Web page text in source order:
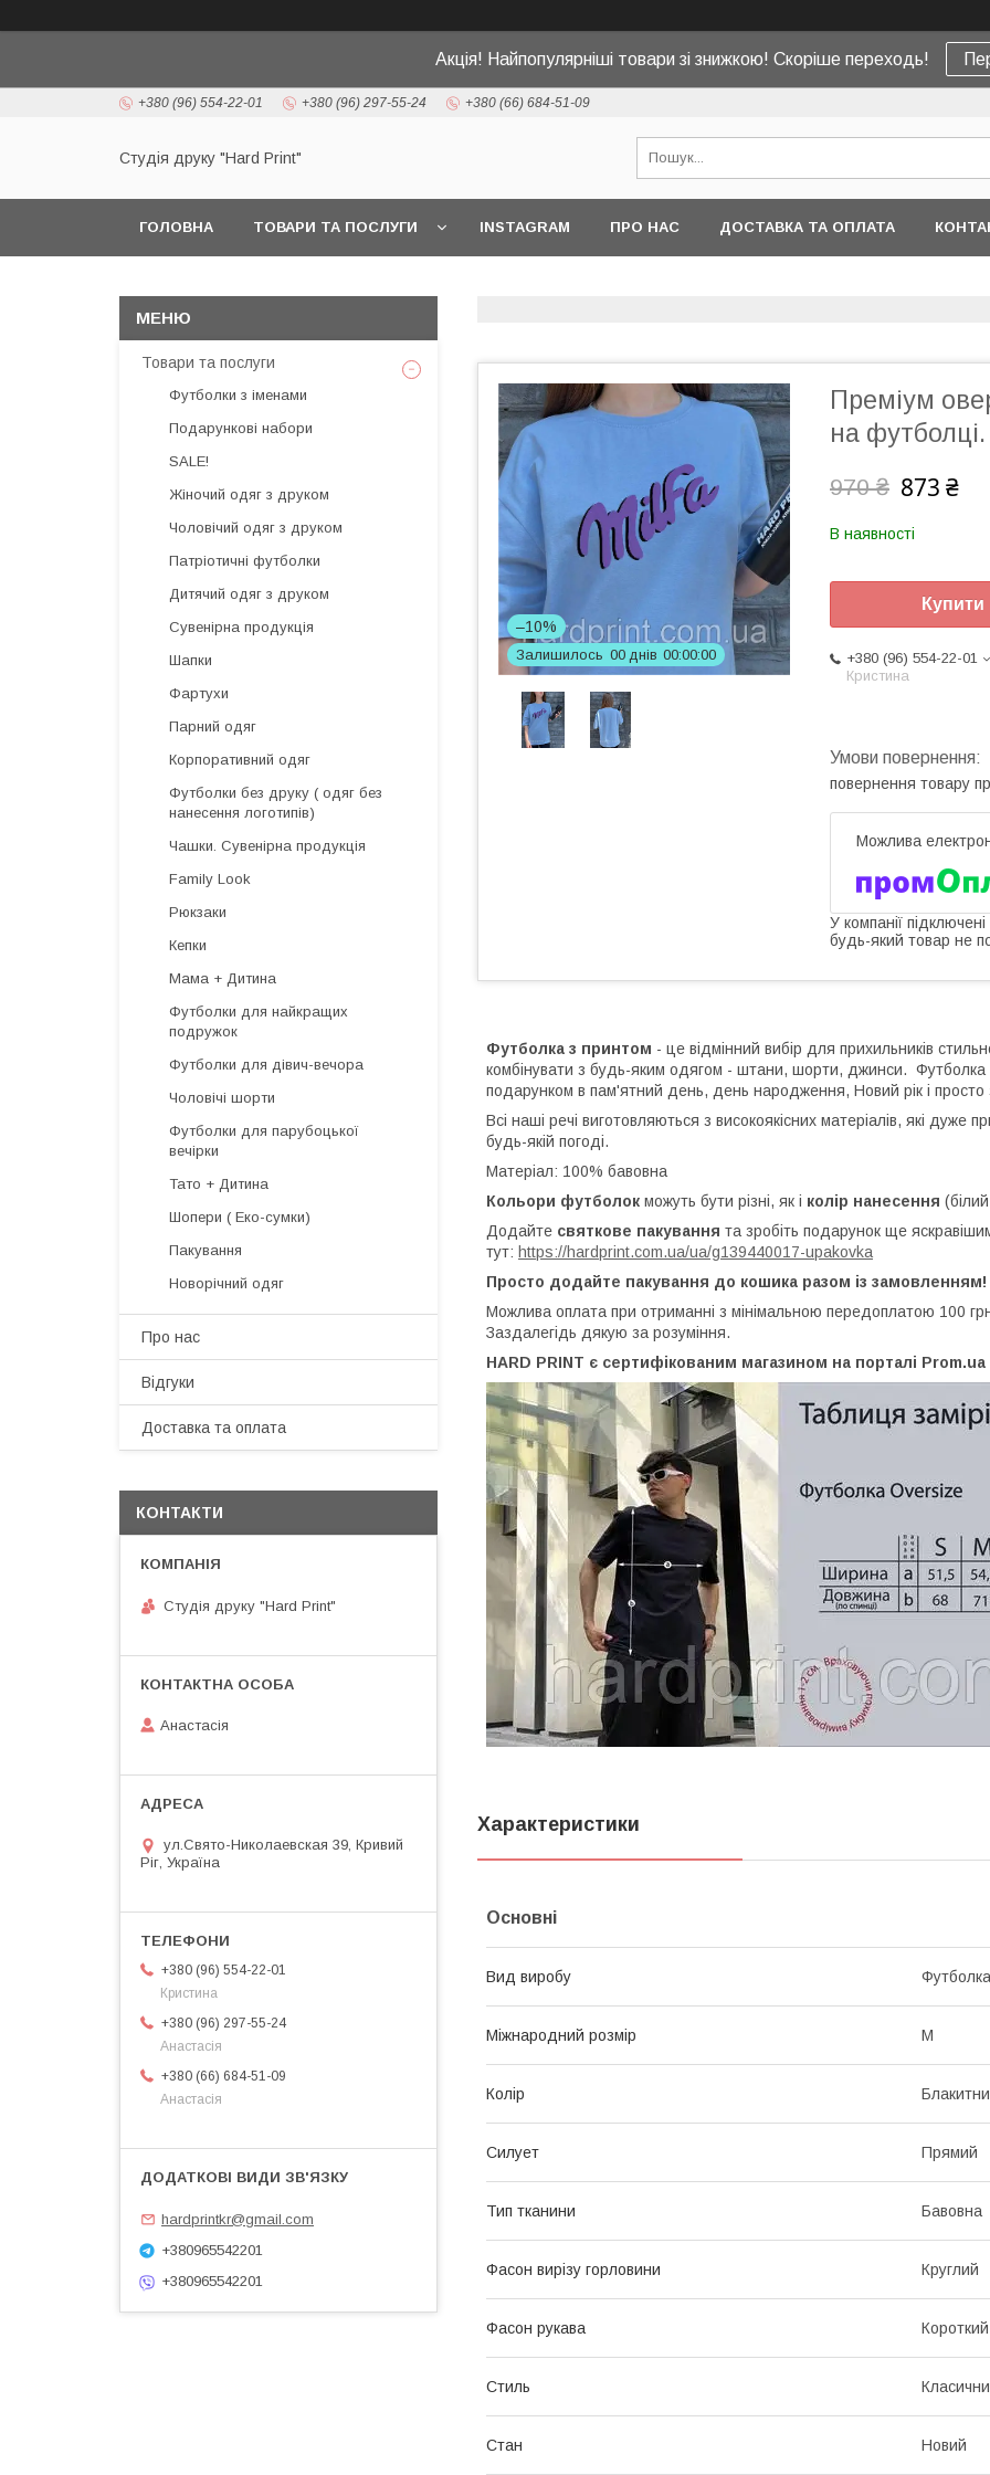
Акція! Найпопулярніші товари зі знижкою! Скоріше переходь!
+380 (96) 554-22-01 +380 (96) 297-55-24 +380 (66) 684-51-09
Студія друку "Hard Print"
ГОЛОВНА ТОВАРИ ТА ПОСЛУГИ INSTAGRAM ПРО НАС ДОСТАВКА ТА ОПЛАТА
–10%
Залишилось 00 днів 00 00 00
Преміум
на
970 ₴ 873 ₴
В наявності
Купити
+380 (96) 554-22-01
Кристина
повернення товару
У компанії
будь-який товар не
Футболка з принтом - це відмінний вибір для прихильників
комбінувати з будь-яким одягом - штани, шорти, джинси. Футболка
подарунком в пам'ятний день, день народження, Новий рік і просто
Всі наші речі виготовляються з високоякісних матеріалів, які дуже
будь-якій погоді.
Матеріал: 100% бавовна
Кольори футболок можуть бути різні, як і колір нанесення
Додайте святкове пакування та зробіть подарунок ще
тут: https://hardprint.com.ua/ua/g139440017-upakovka
Просто додайте пакування до кошика разом із замовленням!
Можлива оплата при отриманні з мінімальною передоплатою 100
Заздалегідь дякую за розуміння.
HARD PRINT є сертифікованим магазином на порталі
Характеристики
Основні
Вид виробу Футболка
Міжнародний розмір M
Колір
Силует Прямий
Тип тканини Бавовна
Фасон вирізу горловини Круглий
Фасон рукава Короткий
Стиль
Стан Новий
Товари та послуги
Футболки з іменами
Подарункові набори
SALE!
Жіночий одяг з друком
Чоловічий одяг з друком
Патріотичні футболки
Дитячий одяг з друком
Сувенірна продукція
Шапки
Фартухи
Парний одяг
Корпоративний одяг
Футболки без друку ( одяг без
нанесення логотипів)
Чашки. Сувенірна продукція
Family Look
Рюкзаки
Кепки
Мама + Дитина
Футболки для найкращих
подружок
Футболки для дівич-вечора
Чоловічі шорти
Футболки для парубоцької
вечірки
Тато + Дитина
Шопери ( Еко-сумки)
Пакування
Новорічний одяг
Про нас
Відгуки
Доставка та оплата
КОНТАКТИ
Студія друку "Hard Print"
Анастасія
ул.Свято-Николаевская 39, Кривий
Ріг, Україна
+380 (96) 554-22-01
Кристина
+380 (96) 297-55-24
Анастасія
+380 (66) 684-51-09
Анастасія
hardprintkr@gmail.com
+380965542201
+380965542201